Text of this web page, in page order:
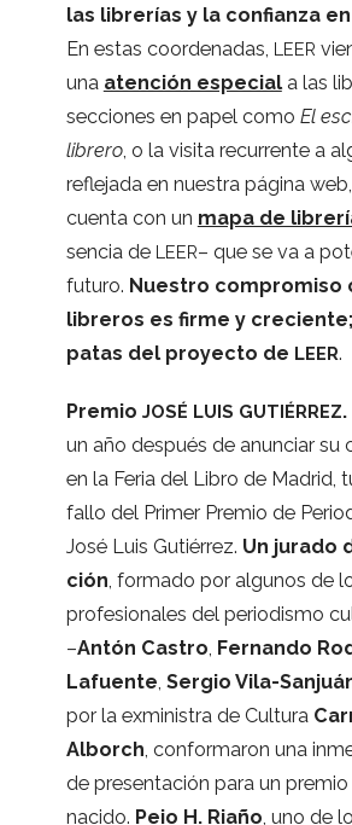
las libre­rías y la con­fianza
En estas coor­de­na­das, LEER
una aten­ción espe­ciala las
sec­cio­nes en papel como El
librero, o la visita recu­rrente a
refle­jada en nues­tra página
cuenta con un mapa de
sen­cia de LEER– que se va a
futuro. Nues­tro com­pro­miso
libre­ros es firme y
patas del pro­yecto de LEER.
Pre­mio JOSÉ LUIS GUTIÉRREZ.
un año des­pués de anun­ciar su
en la Feria del Libro de Madrid,
fallo del Pri­mer Pre­mio de
José Luis Gutié­rrez. Un jurado
ción, for­mado por algu­nos de
pro­fe­sio­na­les del perio­dismo
–Antón Cas­tro, Fer­nando
Lafuente, Ser­gio Vila-
por la exmi­nis­tra de Cul­tura
Alborch, con­for­ma­ron una
de pre­sen­ta­ción para un pre­mio
nacido. Peio H. Riaño, uno de